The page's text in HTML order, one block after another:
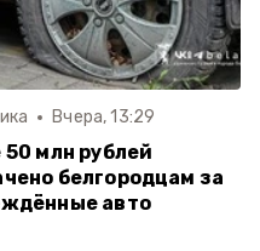
Вчера, 13:29
50 млн рублей
белгородцам за
авто